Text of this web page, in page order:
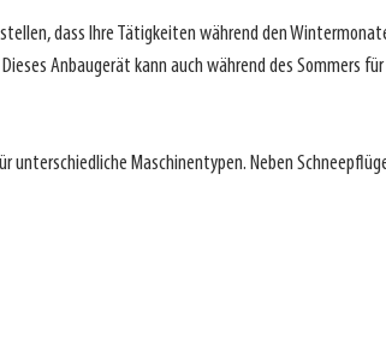
dass Ihre Tätigkeiten während den
Anbaugerät kann auch während des Sommers
Maschinentypen. Neben